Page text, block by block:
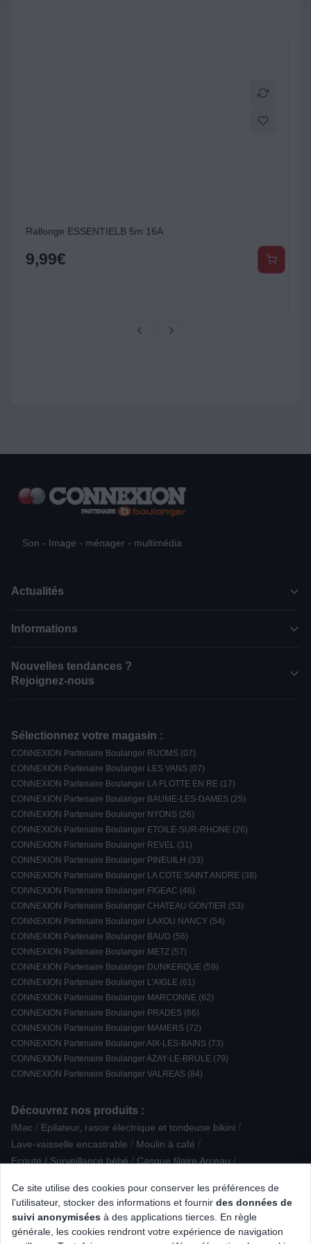
Rallonge ESSENTIELB 5m 16A
9,99€
Ce site utilise des cookies pour conserver les préférences de
l’utilisateur, stocker des informations et fournir des données de
suivi anonymisées à des applications tierces. En règle
générale, les cookies rendront votre expérience de navigation
Son - Image - ménager - multimédia
Actualités
Informations
Nouvelles tendances ?
Rejoignez-nous
Sélectionnez votre magasin :
CONNEXION Partenaire Boulanger RUOMS (07)
CONNEXION Partenaire Boulanger LES VANS (07)
CONNEXION Partenaire Boulanger LA FLOTTE EN RE (17)
CONNEXION Partenaire Boulanger BAUME-LES-DAMES (25)
CONNEXION Partenaire Boulanger NYONS (26)
CONNEXION Partenaire Boulanger ETOILE-SUR-RHONE (26)
CONNEXION Partenaire Boulanger REVEL (31)
CONNEXION Partenaire Boulanger PINEUILH (33)
CONNEXION Partenaire Boulanger LA COTE SAINT ANDRE (38)
CONNEXION Partenaire Boulanger FIGEAC (46)
CONNEXION Partenaire Boulanger CHATEAU GONTIER (53)
CONNEXION Partenaire Boulanger LAXOU NANCY (54)
CONNEXION Partenaire Boulanger BAUD (56)
CONNEXION Partenaire Boulanger METZ (57)
CONNEXION Partenaire Boulanger DUNKERQUE (59)
CONNEXION Partenaire Boulanger L'AIGLE (61)
CONNEXION Partenaire Boulanger MARCONNE (62)
CONNEXION Partenaire Boulanger PRADES (66)
CONNEXION Partenaire Boulanger MAMERS (72)
CONNEXION Partenaire Boulanger AIX-LES-BAINS (73)
CONNEXION Partenaire Boulanger AZAY-LE-BRULE (79)
CONNEXION Partenaire Boulanger VALREAS (84)
Découvrez nos produits :
IMac / Epilateur, rasoir électrique et tondeuse bikini /
Lave-vaisselle encastrable / Moulin à café /
Ecoute / Surveillance bébé / Casque filaire Arceau /
Dictaphone / Scanner / Fer à repasser / Mixeur /
Enceinte Encastrable
Onduleur / Ecran PC Multiprise parafoudre Centrifugeuse